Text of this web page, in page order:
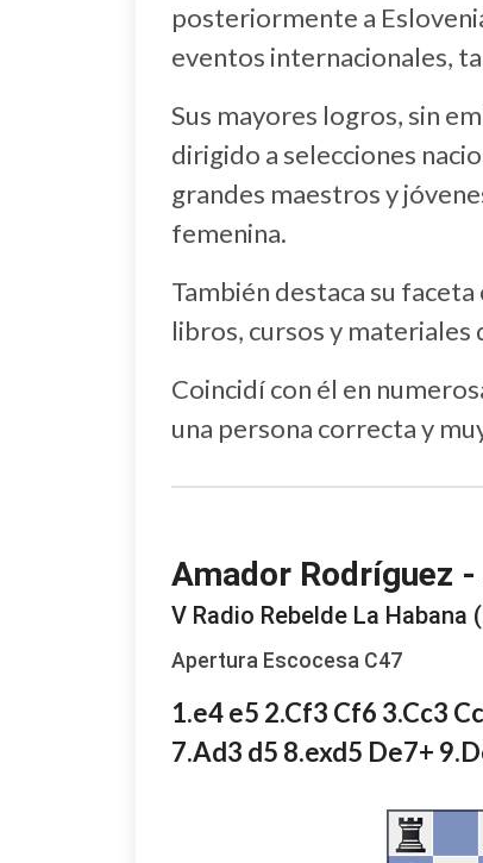
posteriormente a
eventos internacionales,
Sus mayores logros, sin
dirigido a selecciones
grandes maestros y
femenina.
También destaca su
libros, cursos y
Coincidí con él en
una persona correcta y
Amador Rodríguez
V Radio Rebelde La Habana
Apertura Escocesa C47
1.e4 e5 2.Cf3 Cf6 3.Cc3
7.Ad3 d5 8.exd5 De7+